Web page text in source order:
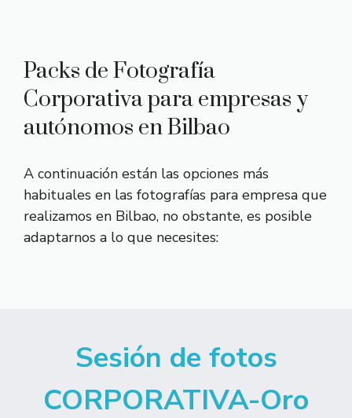
Packs de Fotografía
Corporativa para empresas y
autónomos en Bilbao
A continuación están las opciones más
habituales en las fotografías para empresa que
realizamos en Bilbao, no obstante, es posible
adaptarnos a lo que necesites:
Sesión de fotos
CORPORATIVA-Oro